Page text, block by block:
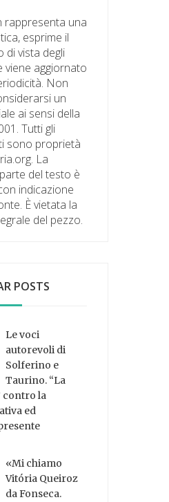
rappresenta una
esprime il
di vista degli
viene aggiornato
Non
un
ai sensi della
Tutti gli
sono proprietà
La
del testo è
indicazione
È vietata la
del pezzo.
POSTS
Le voci
autorevoli di
Solferino e
Taurino. “La
contro la
ed
«Mi chiamo
Vitória Queiroz
da Fonseca.